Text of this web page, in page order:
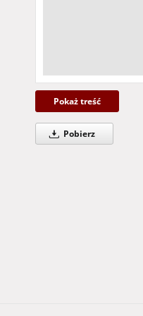
Pokaż treść
Pobierz